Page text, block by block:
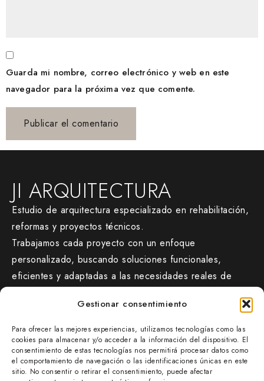
Gestionar consentimiento
Para ofrecer las mejores experiencias, utilizamos tecnologías como las
cookies para almacenar y/o acceder a la información del dispositivo. El
consentimiento de estas tecnologías nos permitirá procesar datos como
el comportamiento de navegación o las identificaciones únicas en este
sitio. No consentir o retirar el consentimiento, puede afectar
Guarda mi nombre, correo electrónico y web en este
navegador para la próxima vez que comente.
JI ARQUITECTURA
Estudio de arquitectura especializado en rehabilitación,
reformas y proyectos técnicos.
Trabajamos cada proyecto con un enfoque
personalizado, buscando soluciones funcionales,
eficientes y adaptadas a las necesidades reales de
jiarquitectura.com/
677 47 38 54
info@jiarquitectura.com